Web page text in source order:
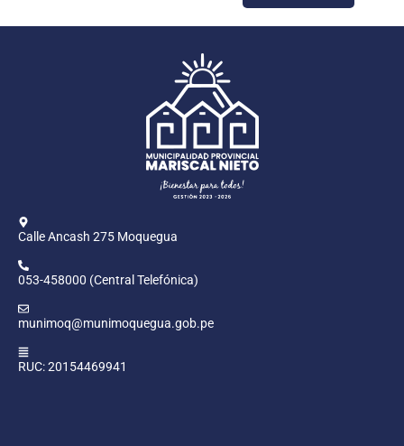
Calle Ancash 275 Moquegua
053-458000 (Central Telefónica)
munimoq@munimoquegua.gob.pe
RUC: 20154469941